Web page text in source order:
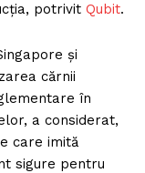
potrivit Qubit.
și
cărnii
în
a considerat,
care imită
sigure pentru